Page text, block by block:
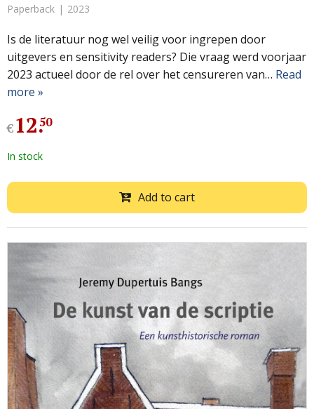
Paperback 2023
Is de literatuur nog wel veilig voor ingrepen door
uitgevers en sensitivity readers? Die vraag werd voorjaar
2023 actueel door de rel over het censureren van… Read
more »
€12.
50
In stock
Add to cart